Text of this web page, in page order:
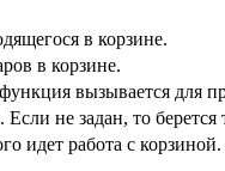
в корзине.
в корзине.
вызывается для
Если не задан, то
идет работа с